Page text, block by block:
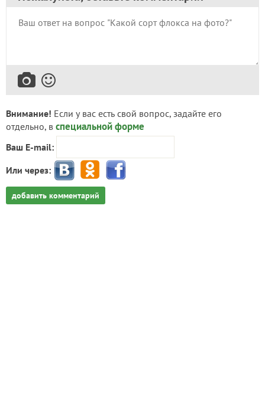
Внимание! Если у вас есть свой вопрос, задайте его
отдельно, в специальной форме
Ваш E-mail:
Или через:
добавить комментарий